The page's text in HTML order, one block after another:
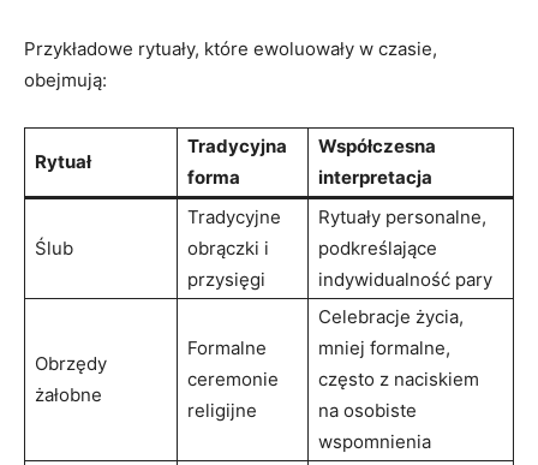
Przykładowe rytuały, które ewoluowały w czasie,
obejmują:
Rytuał
Tradycyjna
forma
Współczesna
interpretacja
Ślub
Tradycyjne
obrączki i
przysięgi
Rytuały personalne,
podkreślające
indywidualność pary
Obrzędy
żałobne
Formalne
ceremonie
religijne
Celebracje życia,
mniej formalne,
często z naciskiem
na osobiste
wspomnienia